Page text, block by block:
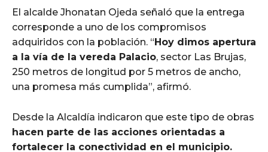
El alcalde Jhonatan Ojeda señaló que la entrega
corresponde a uno de los compromisos
adquiridos con la población. “Hoy dimos apertura
a la vía de la vereda Palacio, sector Las Brujas,
250 metros de longitud por 5 metros de ancho,
una promesa más cumplida”, afirmó.
Desde la Alcaldía indicaron que este tipo de obras
hacen parte de las acciones orientadas a
fortalecer la conectividad en el municipio.